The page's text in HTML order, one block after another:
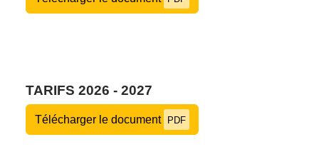
TARIFS 2026 - 2027
Télécharger le document PDF